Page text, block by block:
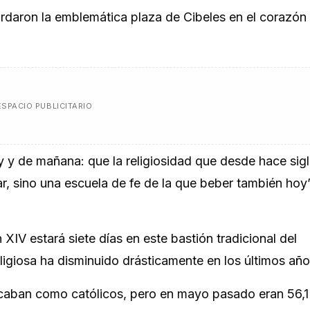
la emblemática plaza de Cibeles en el corazón
PUBLICITARIO
de mañana: que la religiosidad que desde hace
sino una escuela de fe de la que beber también
estará siete días en este bastión tradicional del
ha disminuido drásticamente en los últimos
como católicos, pero en mayo pasado eran